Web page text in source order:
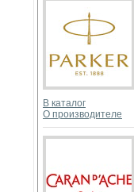
В каталог
О производителе